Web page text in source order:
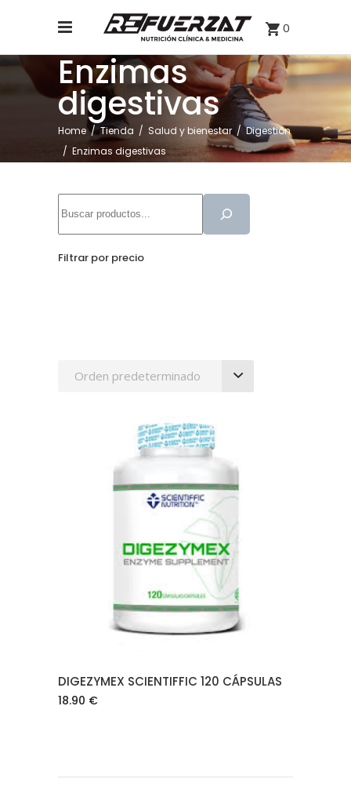
0
Enzimas
digestivas
Home/Tienda / Salud y bienestar/Digestión
/ Enzimas digestivas
Orden predeterminado
AÑADIR AL CARRITO
DIGEZYMEX SCIENTIFFIC 120 CÁPSULAS
18.90 €
Filtrar por precio